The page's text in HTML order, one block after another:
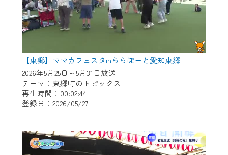
【東郷】ママカフェスタinららぽーと愛知東郷
2026年5月25日～5月31日放送
テーマ：東郷町のトピックス
再生時間：00:02:44
登録日：2026/05/27